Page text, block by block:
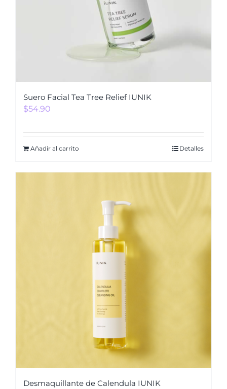
Suero Facial Tea Tree Relief IUNIK
$54.90
Añadir al carrito Detalles
Desmaquillante de Calendula IUNIK